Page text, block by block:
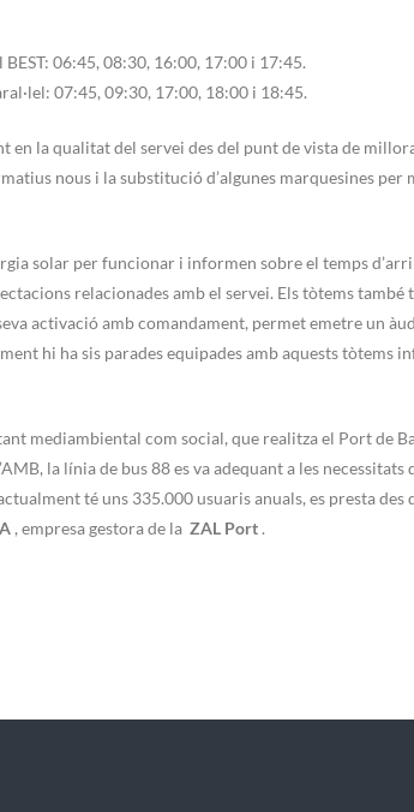
06:45, 08:30, 16:00, 17:00 i 17:45.
07:45, 09:30, 17:00, 18:00 i 18:45.
en la qualitat del servei des del punt de vista de
nous i la substitució d’algunes marquesines
solar per funcionar i informen sobre el temps
relacionades amb el servei. Els tòtems també
activació amb comandament, permet emetre un
hi ha sis parades equipades amb aquests tòtems
mediambiental com social, que realitza el Port de
la línia de bus 88 es va adequant a les
té uns 335.000 usuaris anuals, es presta des
, empresa gestora de la ZAL Port .